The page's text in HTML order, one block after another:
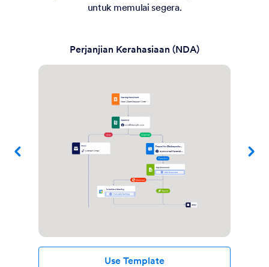
untuk memulai segera.
Perjanjian Kerahasiaan (NDA)
Use Template